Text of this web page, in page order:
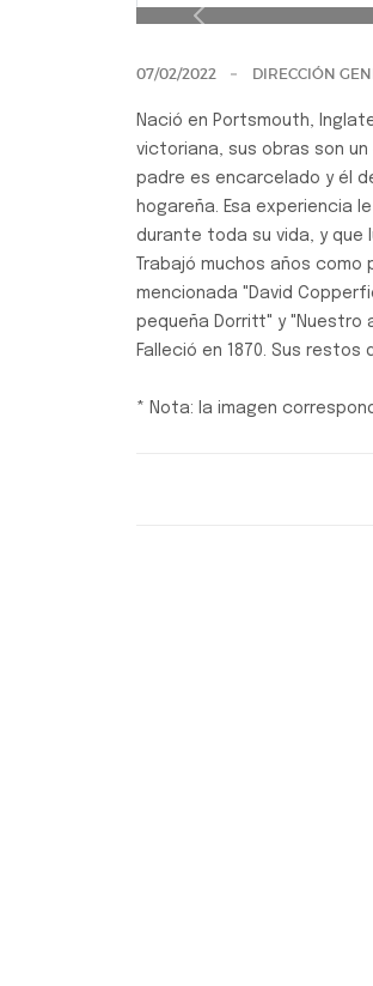
Previo
07/02/2022 DIRECCIÓN
Nació en Portsmouth,
victoriana, sus obras son
padre es encarcelado y él
hogareña. Esa experiencia
durante toda su vida, y que
Trabajó muchos años
mencionada "David
pequeña Dorritt" y "Nuestro
Falleció en 1870. Sus
* Nota: la imagen